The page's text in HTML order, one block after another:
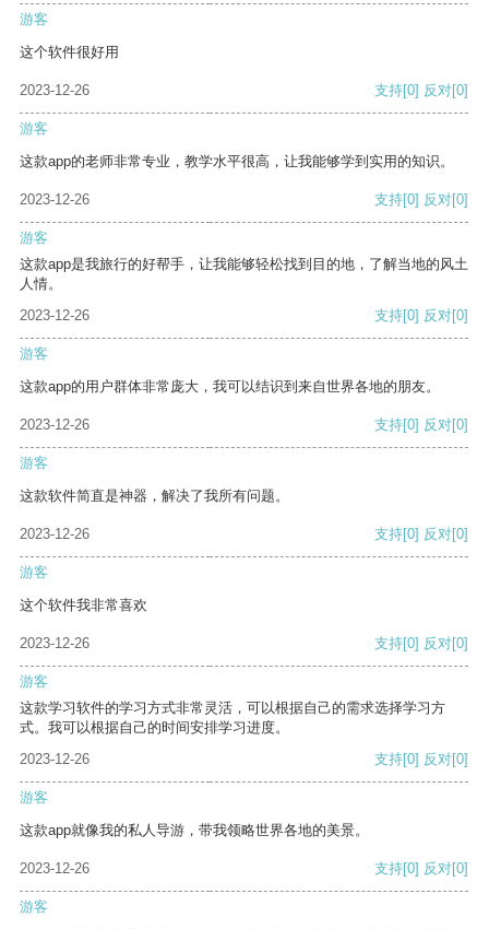
游客
这个软件很好用
2023-12-26 支持[0] 反对[0]
游客
这款app的老师非常专业，教学水平很高，让我能够学到实用的知识。
2023-12-26 支持[0] 反对[0]
游客
这款app是我旅行的好帮手，让我能够轻松找到目的地，了解当地的风土
人情。
2023-12-26
支持[0] 反对[0]
游客
这款app的用户群体非常庞大，我可以结识到来自世界各地的朋友。
2023-12-26 支持[0] 反对[0]
游客
这款软件简直是神器，解决了我所有问题。
2023-12-26 支持[0] 反对[0]
游客
这个软件我非常喜欢
2023-12-26 支持[0] 反对[0]
游客
这款学习软件的学习方式非常灵活，可以根据自己的需求选择学习方
式。我可以根据自己的时间安排学习进度。
2023-12-26
支持[0] 反对[0]
游客
这款app就像我的私人导游，带我领略世界各地的美景。
2023-12-26 支持[0] 反对[0]
游客